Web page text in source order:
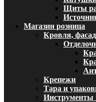
Щиты
Магазин розница
Кровля,
Крепежи
Тара и
Инструменты